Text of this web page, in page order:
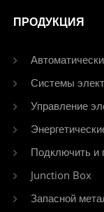
ПРОДУКЦИЯ
Системы
Управление
Подключить и
Junction Box
Запасной